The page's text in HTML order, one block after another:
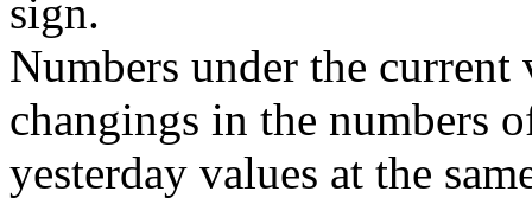
sign.
Numbers under the
changings in the numbers
yesterday values at the